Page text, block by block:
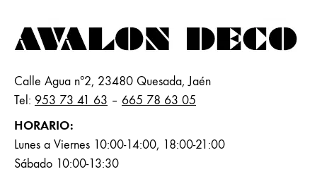
Calle Agua nº2, 23480 Quesada, Jaén
Tel: 953 73 41 63 – 665 78 63 05
HORARIO:
Lunes a Viernes 10:00-14:00, 18:00-21:00
Sábado 10:00-13:30